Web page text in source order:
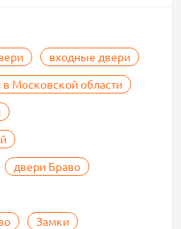
входные двери
в Московской области
двери Браво
Замки